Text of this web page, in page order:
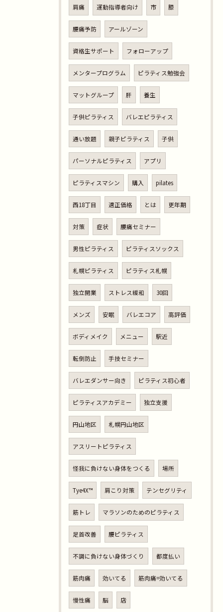
肩痛 運動指導者向け 市 膝
腰痛予防 アールゾーン
資格生サポート フォローアップ
メンタープログラム ピラティス勉強会
マットグループ 肝 養生
子供ピラティス バレエピラティス
通い放題 親子ピラティス 子供
パーソナルピラティス アプリ
ピラティスマシン 購入 pilates
西18丁目 適正価格 とは 更年期
対策 症状 腰痛セミナー
男性ピラティス ピラティスソックス
札幌ピラティス ピラティス札幌
独立開業 ストレス緩和 30回
メンズ 安眠 バレエコア 高評価
ボディメイク メニュー 駅近
転倒防止 手技セミナー
バレエダンサー向き ピラティス初心者
ピラティスアカデミー 独立支援
円山地区 札幌円山地区
アスリートピラティス
怪我に負けない身体をつくる 場所
Tye4X™︎ 肩こり対策 テンセグリティ
筋トレ マラソンのためのピラティス
足首改善 腰ピラティス
不調に負けない身体づくり 都度払い
筋肉痛 効いてる 筋肉痛=効いてる
慢性痛 脳 店